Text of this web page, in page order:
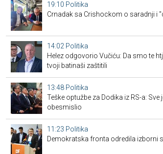
19:10 Politika
Crnadak sa Crishockom o saradnji i
14:02 Politika
Helez odgovorio Vučiću: Da smo te
tvoji batinaši zaštitili
13:48 Politika
Teške optužbe za Dodika iz RS-a: Sve
obesmislio
11:23 Politika
Demokratska fronta odredila izborni